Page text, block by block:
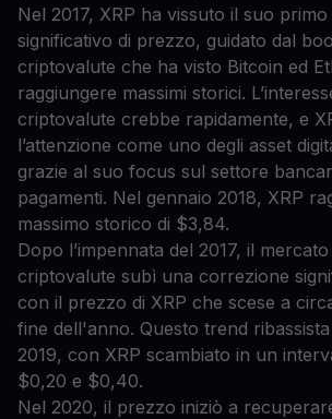
Nel 2017, XRP ha vissuto il suo
significativo di prezzo, guidato dal
criptovalute che ha visto Bitcoin ed
raggiungere massimi storici.
criptovalute crebbe rapidamente, e
l’attenzione come uno degli asset
grazie al suo focus sul settore
pagamenti. Nel gennaio 2018, XRP
massimo storico di $3,84.
Dopo l’impennata del 2017, il
criptovalute subì una correzione
con il prezzo di XRP che scese a
fine dell'anno. Questo trend
2019, con XRP scambiato in un
$0,20 e $0,40.
Nel 2020, il prezzo iniziò a